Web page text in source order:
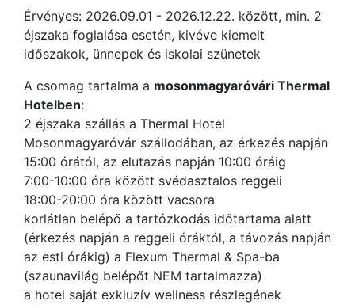
Érvényes: 2026.09.01 - 2026.12.22. között, min. 2
éjszaka foglalása esetén, kivéve kiemelt
időszakok, ünnepek és iskolai szünetek
A csomag tartalma a mosonmagyaróvári Thermal
Hotelben:
2 éjszaka szállás a Thermal Hotel
Mosonmagyaróvár szállodában, az érkezés napján
15:00 órától, az elutazás napján 10:00 óráig
7:00-10:00 óra között svédasztalos reggeli
18:00-20:00 óra között vacsora
korlátlan belépő a tartózkodás időtartama alatt
(érkezés napján a reggeli óráktól, a távozás napján
az esti órákig) a Flexum Thermal & Spa-ba
(szaunavilág belépőt NEM tartalmazza)
a hotel saját exkluzív wellness részlegének